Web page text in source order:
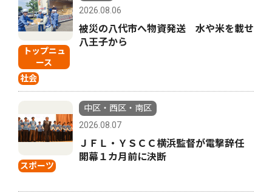
トップニュ
ース
社会
2026.08.06
被災の八代市へ物資発送 水や米を載せ
八王子から
スポーツ
中区・西区・南区
2026.08.07
ＪＦＬ・ＹＳＣＣ横浜監督が電撃辞任
開幕１カ月前に決断